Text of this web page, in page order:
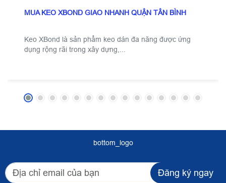
MUA KEO XBOND GIAO NHANH QUẬN TÂN BÌNH
Keo XBond là sản phẩm keo dán đa năng được ứng
dụng rộng rãi trong xây dựng,...
bottom_logo
Đăng ký ngay